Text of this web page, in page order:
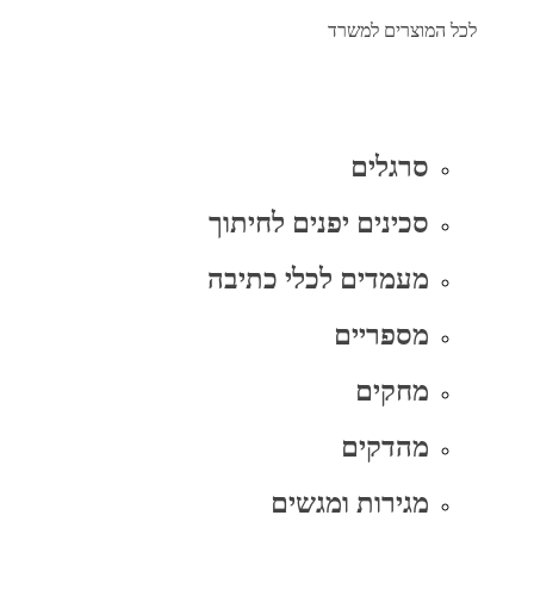
לכל המוצרים למשרד
סרגלים
סכינים יפנים לחיתוך
מעמדים לכלי כתיבה
מספריים
מחקים
מהדקים
מגירות ומגשים